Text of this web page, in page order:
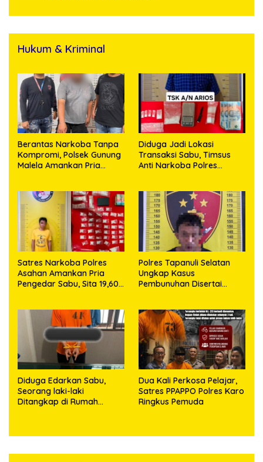
Hukum & Kriminal
Berantas Narkoba Tanpa
Kompromi, Polsek Gunung
Malela Amankan Pria
Diduga Jadi Lokasi
Transaksi Sabu, Timsus
Anti Narkoba Polres
63,67 Gram Sabu
Satres Narkoba Polres
Asahan Amankan Pria
Pengedar Sabu, Sita 19,60
Polres Tapanuli Selatan
Ungkap Kasus
Pembunuhan Disertai
Ditangkap
Diduga Edarkan Sabu,
Seorang laki-laki
Ditangkap di Rumah
Dua Kali Perkosa Pelajar,
Satres PPAPPO Polres Karo
Ringkus Pemuda